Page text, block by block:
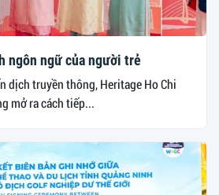
ngôn ngữ của người trẻ
dịch truyền thông, Heritage Ho Chi
mở ra cách tiếp...